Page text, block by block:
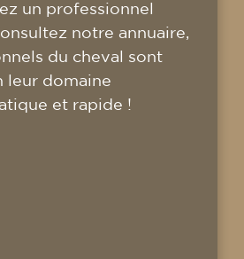
un professionnel
notre annuaire,
du cheval sont
leur domaine
et rapide !